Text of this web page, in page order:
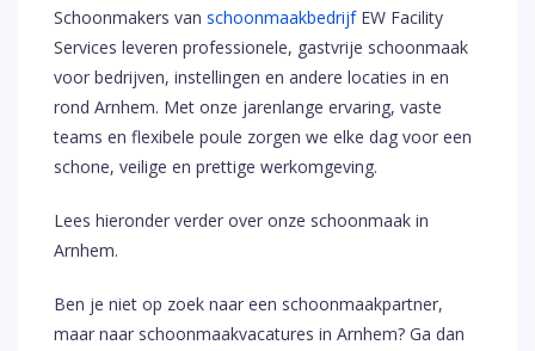
Schoonmakers van schoonmaakbedrijfEW Facility
Services leveren professionele, gastvrije schoonmaak
voor bedrijven, instellingen en andere locaties in en
rond Arnhem. Met onze jarenlange ervaring, vaste
teams en flexibele poule zorgen we elke dag voor een
schone, veilige en prettige werkomgeving.
Lees hieronder verder over onze schoonmaak in
Arnhem.
Ben je niet op zoek naar een schoonmaakpartner,
maar naar schoonmaakvacatures in Arnhem? Ga dan